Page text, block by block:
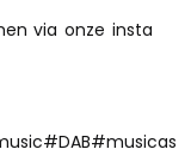
via onze insta